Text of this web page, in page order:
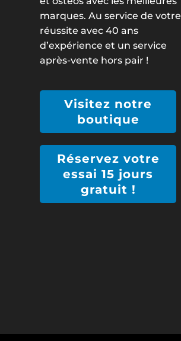
marques. Au service de votre
réussite avec 40 ans
d’expérience et un service
après-vente hors pair !
Visitez notre
boutique
Réservez votre
essai 15 jours
gratuit !